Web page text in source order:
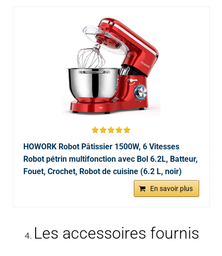
HOWORK Robot Pâtissier 1500W, 6 Vitesses
Robot pétrin multifonction avec Bol 6.2L, Batteur,
Fouet, Crochet, Robot de cuisine (6.2 L, noir)
En savoir plus
Les accessoires fournis